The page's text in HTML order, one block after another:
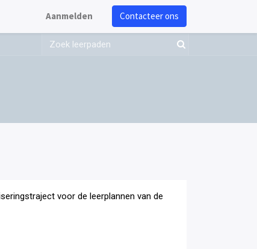
Aanmelden Contacteer ons
voor de leerplannen van de